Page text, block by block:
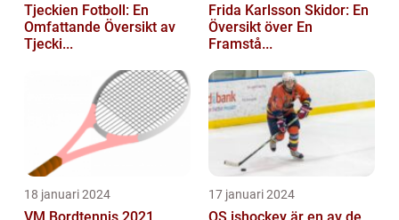
Tjeckien Fotboll: En
Omfattande Översikt av
Tjecki...
Frida Karlsson Skidor: En
Översikt över En
Framstå...
18 januari 2024 17 januari 2024